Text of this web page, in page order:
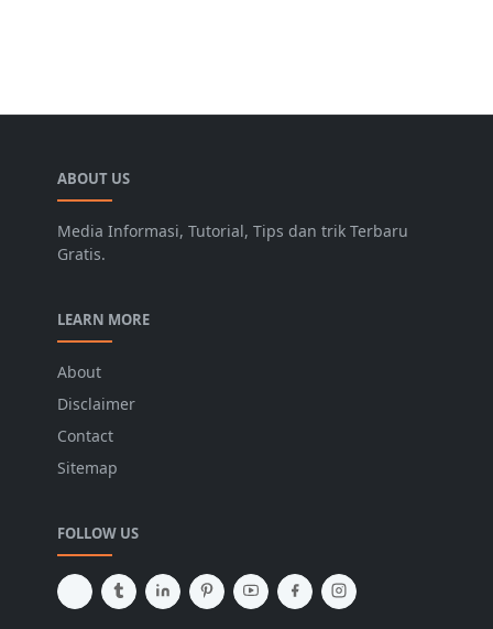
ABOUT US
Media Informasi, Tutorial, Tips dan trik Terbaru
Gratis.
LEARN MORE
About
Disclaimer
Contact
Sitemap
FOLLOW US